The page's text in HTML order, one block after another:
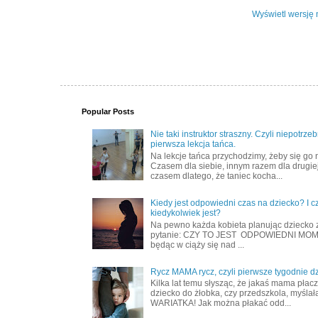
Wyświetl wersję
Popular Posts
Nie taki instruktor straszny. Czyli
pierwsza lekcja tańca.
Na lekcje tańca przychodzimy, żeby się go
Czasem dla siebie, innym razem dla
czasem dlatego, że taniec kocha...
Kiedy jest odpowiedni czas na dziecko? I
kiedykolwiek jest?
Na pewno każda kobieta planując dziecko
pytanie: CZY TO JEST ODPOWIEDNI
będąc w ciąży się nad ...
Rycz MAMA rycz, czyli pierwsze tygodnie
Kilka lat temu słysząc, że jakaś mama
dziecko do żłobka, czy przedszkola,
WARIATKA! Jak można płakać odd...